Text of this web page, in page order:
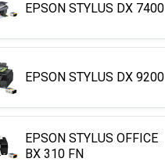
EPSON STYLUS DX 7400
EPSON STYLUS DX 9200
EPSON STYLUS OFFICE
BX 310 FN